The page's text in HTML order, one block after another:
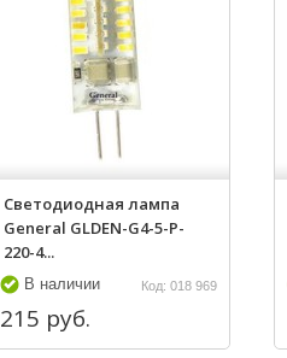
Светодиодная лампа
General GLDEN-G4-5-P-
220-4...
В наличии Код: 018 969
215 руб.